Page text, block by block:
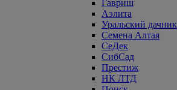
Гавриш
Аэлита
Уральский дачник
Семена Алтая
СеДек
СибСад
Престиж
НК ЛТД